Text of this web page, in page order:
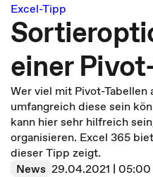
Excel-Tipp
einer
Wer viel mit Pivot-
umfangreich diese sein
kann hier sehr hilfreich
organisieren. Excel 365
dieser Tipp zeigt.
News 29.04.2021 | 05:00